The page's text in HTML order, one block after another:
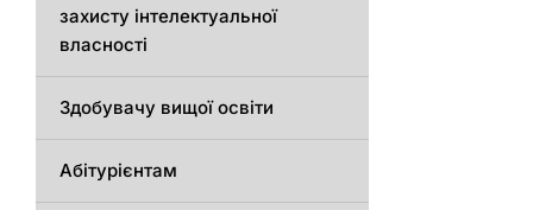
захисту інтелектуальної
власності
Здобувачу вищої освіти
Абітурієнтам